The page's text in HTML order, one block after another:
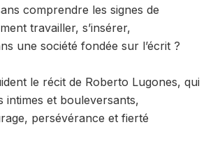
comprendre les signes de
travailler, s’insérer,
une société fondée sur l’écrit ?
le récit de Roberto Lugones, qui
intimes et bouleversants,
persévérance et fierté